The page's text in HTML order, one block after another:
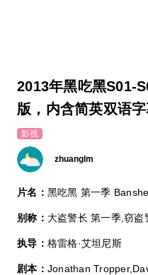
2013年黑吃黑S01-
版，内含简英双语
影视
zhuanglm
片名： 黑吃黑 第一季
别称： 大盗警长 第一季,窃盗
执导： 格雷格·艾坦尼斯
剧本： Jonathan